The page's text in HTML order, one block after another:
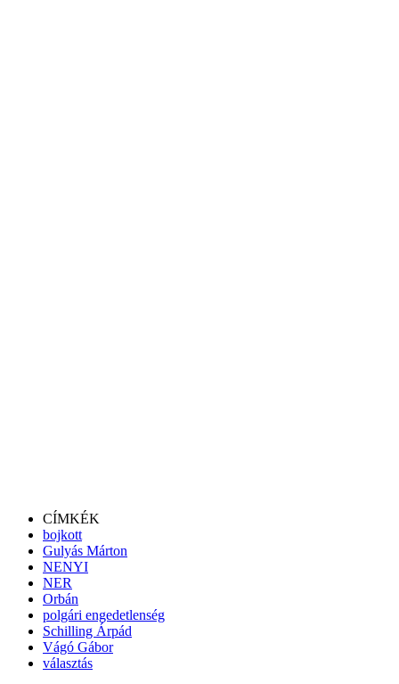
CÍMKÉK
bojkott
Gulyás Márton
NENYI
NER
Orbán
polgári engedetlenség
Schilling Árpád
Vágó Gábor
választás